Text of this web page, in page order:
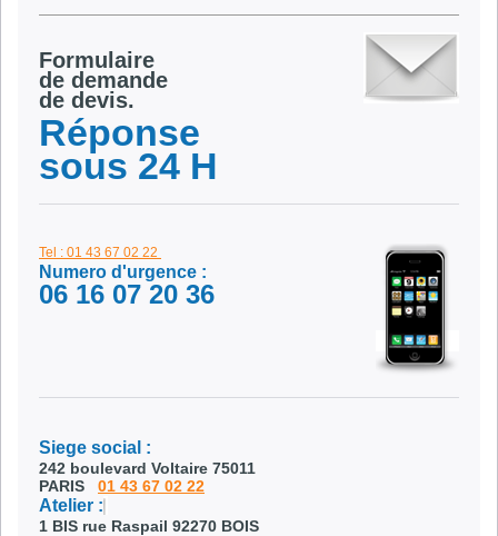
Formulaire
de demande
de devis.
Réponse
sous 24 H
Tel : 01 43 67 02 22
Numero d'urgence :
06 16 07 20 36
Siege social :
242 boulevard Voltaire 75011
PARIS 01 43 67 02 22
Atelier :
1 BIS rue Raspail 92270 BOIS